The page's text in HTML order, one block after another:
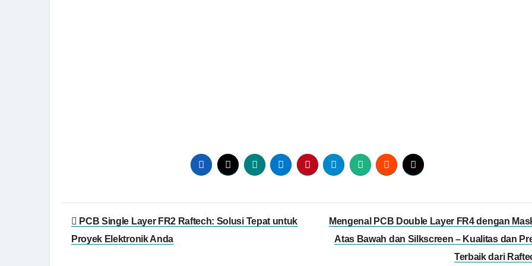
Post
navigation
PCB Single Layer FR2 Raftech: Solusi Tepat untuk
Proyek Elektronik Anda
Mengenal PCB Double Layer FR4 dengan
Atas Bawah dan Silkscreen – Kualitas dan
Terbaik dari